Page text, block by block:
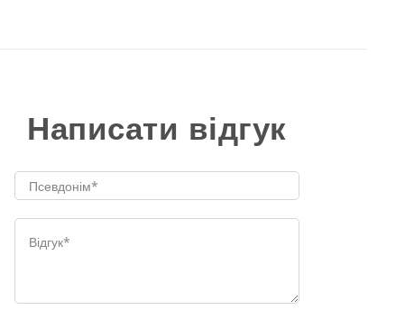
Написати відгук